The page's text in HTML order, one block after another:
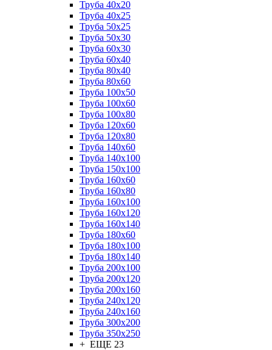
Труба 40x20
Труба 40x25
Труба 50x25
Труба 50x30
Труба 60x30
Труба 60x40
Труба 80x40
Труба 80x60
Труба 100x50
Труба 100x60
Труба 100x80
Труба 120x60
Труба 120x80
Труба 140x60
Труба 140x100
Труба 150x100
Труба 160x60
Труба 160x80
Труба 160x100
Труба 160x120
Труба 160x140
Труба 180x60
Труба 180x100
Труба 180x140
Труба 200x100
Труба 200x120
Труба 200x160
Труба 240x120
Труба 240x160
Труба 300x200
Труба 350x250
+ ЕЩЕ 23